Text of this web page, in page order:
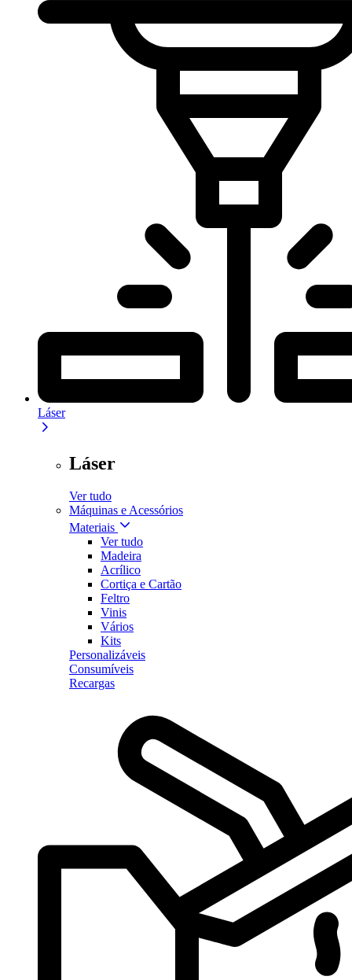
Láser
Láser
Ver tudo
Máquinas e Acessórios
Materiais
Ver tudo
Madeira
Acrílico
Cortiça e Cartão
Feltro
Vinis
Vários
Kits
Personalizáveis
Consumíveis
Recargas